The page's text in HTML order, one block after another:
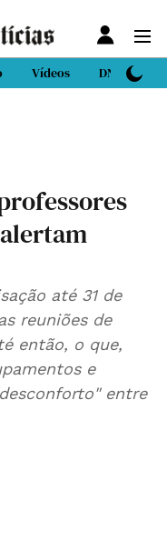
Vídeos DN Sport
até 31 de
reuniões de
então, o que,
e
entre